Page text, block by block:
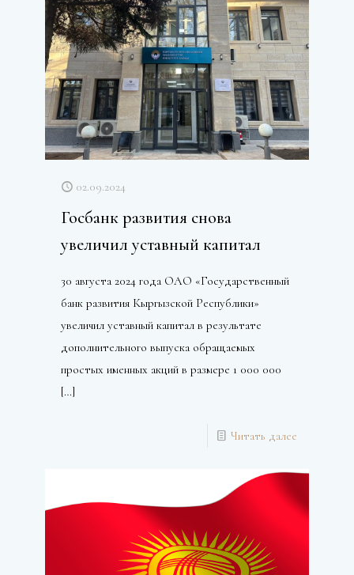
02.09.2024
Госбанк развития снова
увеличил уставный капитал
30 августа 2024 года ОАО «Государственный
банк развития Кыргызской Республики»
увеличил уставный капитал в результате
дополнительного выпуска обращаемых
простых именных акций в размере 1 000 000
[…]
Читать далее